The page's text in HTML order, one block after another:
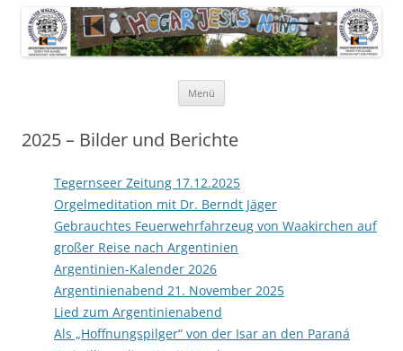
Menü
2025 – Bilder und Berichte
Tegernseer Zeitung 17.12.2025
Orgelmeditation mit Dr. Berndt Jäger
Gebrauchtes Feuerwehrfahrzeug von Waakirchen auf
großer Reise nach Argentinien
Argentinien-Kalender 2026
Argentinienabend 21. November 2025
Lied zum Argentinienabend
Als „Hoffnungspilger“ von der Isar an den Paraná